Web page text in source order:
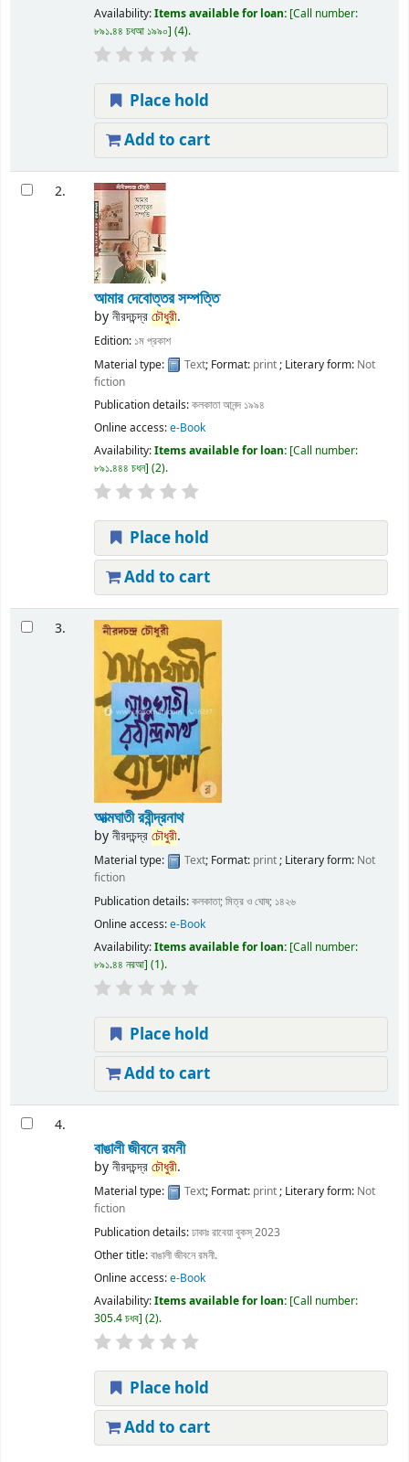
Availability:Items available for loan: Call number:
৮৯১.৪৪ চধআ ১৯৯০ (4).
Place hold
Add to cart
2.
আমার দেবোত্তর সম্পত্তি
byনীরদচন্দ্রচৌধুরী.
Edition: ১ম প্রকাশ
Material type:
Text; Format: print; Literary form: Not
fiction
Publication details:কলকাতাআনন্দ ১৯৯৪
Online access:e-Book
Availability:Items available for loan: Call number:
৮৯১.৪৪৪ চধন (2).
Place hold
Add to cart
3.
আত্মঘাতী রবীন্দ্রনাথ
byনীরদচন্দ্রচৌধুরী.
Material type: Text; Format: print; Literary form: Not
fiction
Publication details:কলকাতা;মিত্র ও ঘোষ; ১৪২৬
Online access:e-Book
Availability:Items available for loan: Call number:
৮৯১.৪৪ নরআ (1).
Place hold
Add to cart
4.
বাঙালী জীবনে রমনী
byনীরদচন্দ্রচৌধুরী.
Material type: Text; Format: print; Literary form: Not
fiction
Publication details:ঢাকাঃরাবেয়া বুকস্2023
Other title:বাঙালী জীবনে রমনী.
Online access:e-Book
Availability:Items available for loan: Call number:
305.4 চধব (2).
Place hold
Add to cart